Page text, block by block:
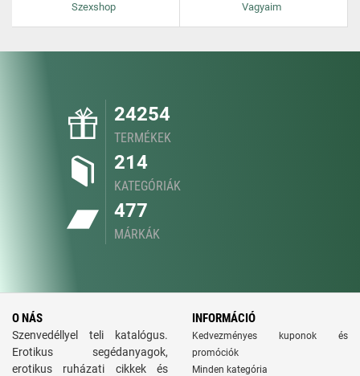
Szexshop Vagyaim
24254
TERMÉKEK
214
KATEGÓRIÁK
477
MÁRKÁK
O NÁS
Szenvedéllyel teli katalógus.
Erotikus segédanyagok,
erotikus ruházati cikkek és
INFORMÁCIÓ
Kedvezményes kuponok és
promóciók
Minden kategória